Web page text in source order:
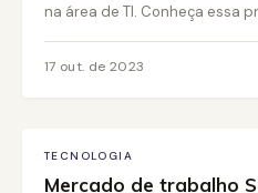
na área de TI. Conheça essa
17 out. de 2023
TECNOLOGIA
Mercado de trabalho